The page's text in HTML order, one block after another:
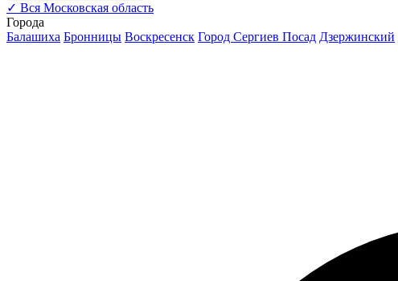
✓ Вся Московская область
Города
Балашиха Бронницы Воскресенск Город Сергиев Посад Дзержинский